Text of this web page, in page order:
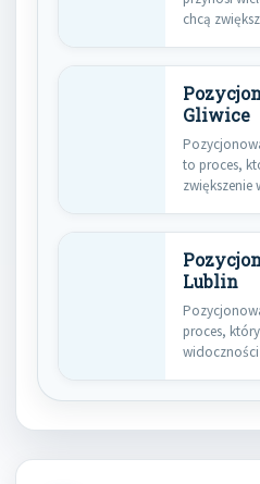
chcą
Gliwice
to proces,
Lublin
proces,
Nawigacja